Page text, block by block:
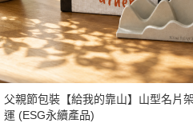
父親節包裝【給我的靠山】山型名片
運 (ESG永續產品)